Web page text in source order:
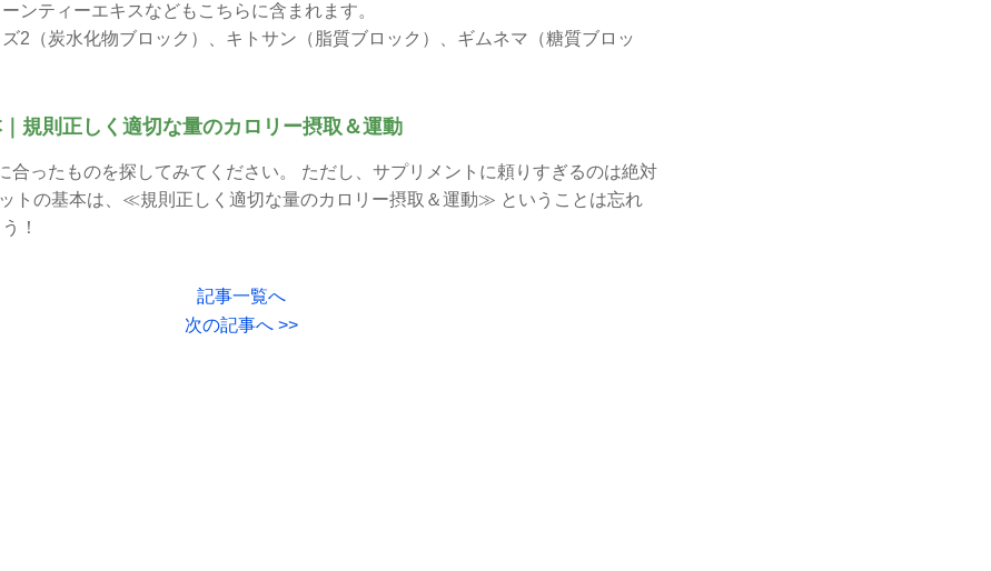
ンティーエキスなどもこちらに含まれます。
2（炭水化物ブロック）、キトサン（脂質ブロック）、ギムネマ（糖質ブロッ
規則正しく適切な量のカロリー摂取＆運動
合ったものを探してみてください。 ただし、サプリメントに頼りすぎるのは絶対
トの基本は、≪規則正しく適切な量のカロリー摂取＆運動≫ ということは忘れ
！
記事一覧へ
次の記事へ >>